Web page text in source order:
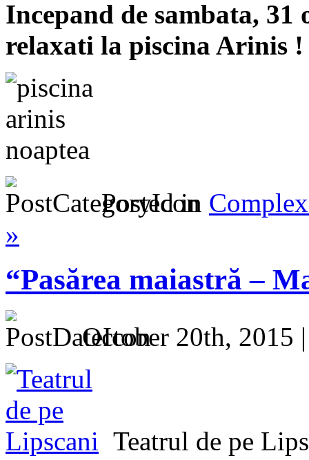
Incepand de sambata, 31
relaxati la piscina Arinis !
Posted in
»
“Pasărea maiastră –
October 20th, 2015
Teatrul de pe